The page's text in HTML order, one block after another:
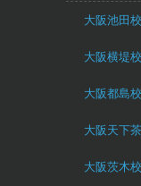
大阪池田校
大阪横堤校
大阪都島校
大阪天下
大阪茨木校